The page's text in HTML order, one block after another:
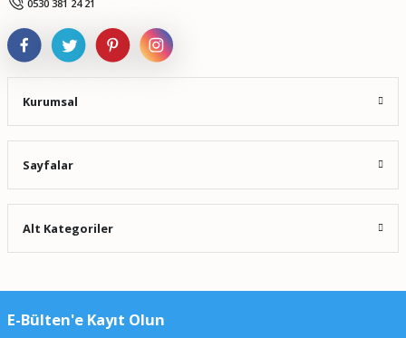
0530 381 24 21
Kurumsal
Sayfalar
Alt Kategoriler
E-Bülten'e Kayıt Olun